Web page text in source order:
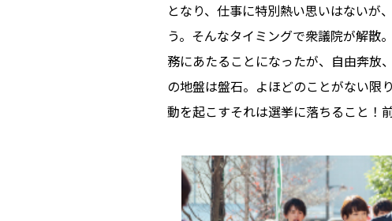
となり、仕事に特別熱い思いはないが
う。そんなタイミングで衆議院が解散
務にあたることになったが、自由奔放
の地盤は盤石。よほどのことがない
動を起こす――それは選挙に落ちること